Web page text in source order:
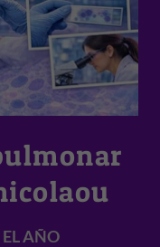
AÑO